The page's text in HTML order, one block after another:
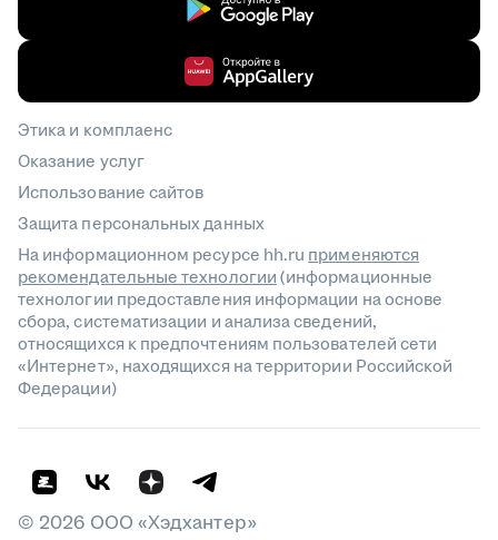
Этика и комплаенс
Оказание услуг
Использование сайтов
Защита персональных данных
На информационном ресурсе hh.ru применяются
рекомендательные технологии(информационные
технологии предоставления информации на основе
сбора, систематизации и анализа сведений,
относящихся к предпочтениям пользователей сети
«Интернет», находящихся на территории Российской
Федерации)
© 2026 ООО «Хэдхантер»